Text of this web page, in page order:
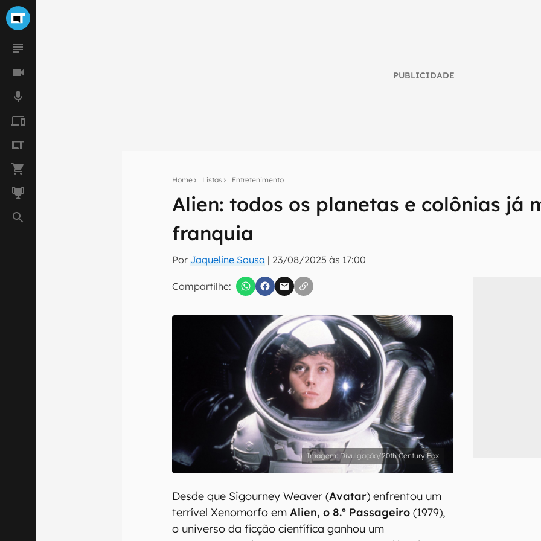
PUBLICIDADE
Home Listas Entretenimento
Alien: todos os planetas e colônias já
franquia
Por Jaqueline Sousa | 23/08/2025 às 17:00
Compartilhe:
Seu resumo inteligente do mundo tech!
Assine a newsletter do Canaltech e receba notícias e reviews sobre tecnologia
inscreva-se
Confirmo que li, aceito e concordo com os Termos de Uso e Política de Privacidade do
Divulgação/20th Century Fox
Desde que Sigourney Weaver (Avatar) enfrentou um
terrível Xenomorfo emAlien, o 8.º Passageiro (1979),
o universo da ficção científica ganhou um